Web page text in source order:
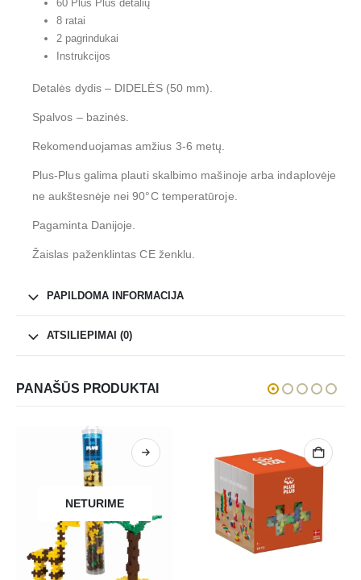
60 Plus Plus detalių
8 ratai
2 pagrindukai
Instrukcijos
Detalės dydis – DIDELĖS (50 mm).
Spalvos – bazinės.
Rekomenduojamas amžius 3-6 metų.
Plus-Plus galima plauti skalbimo mašinoje arba indaplovėje
ne aukštesnėje nei 90°C temperatūroje.
Pagaminta Danijoje.
Žaislas paženklintas CE ženklu.
PAPILDOMA INFORMACIJA
ATSILIEPIMAI (0)
PANAŠŪS PRODUKTAI
NETURIME